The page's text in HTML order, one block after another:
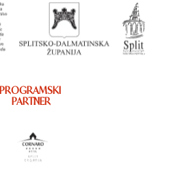
PROGRAMSKI
PARTNER